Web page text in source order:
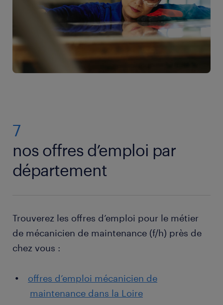
pour réussir votre recherche d’emploi !
7
nos offres d’emploi par
département
Trouverez les offres d’emploi pour le métier
de mécanicien de maintenance (f/h) près de
chez vous :
offres d’emploi mécanicien de
maintenance dans la Loire